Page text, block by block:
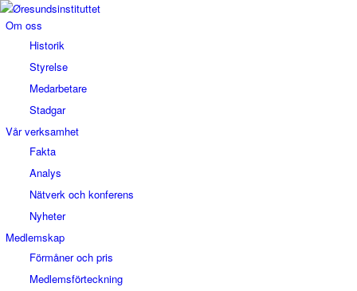
Om oss
Historik
Styrelse
Medarbetare
Stadgar
Vår verksamhet
Fakta
Analys
Nätverk och konferens
Nyheter
Medlemskap
Förmåner och pris
Medlemsförteckning